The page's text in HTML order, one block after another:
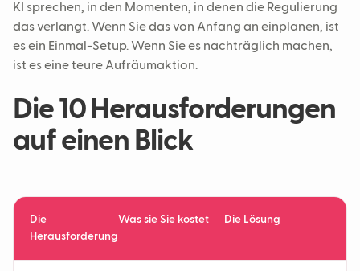
KI sprechen, in den Momenten, in denen die Regulierung
das verlangt. Wenn Sie das von Anfang an einplanen, ist
es ein Einmal-Setup. Wenn Sie es nachträglich machen,
ist es eine teure Aufräumaktion.
Die 10 Herausforderungen
auf einen Blick
Die
Herausforderung
Was sie Sie kostet Die Lösung